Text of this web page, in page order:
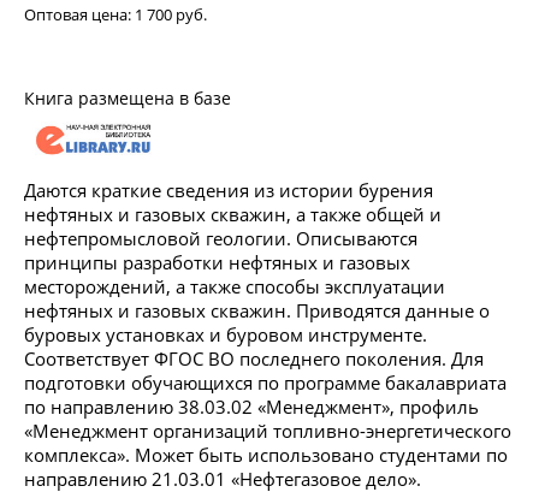
Оптовая цена: 1 700 руб.
Книга размещена в базе
Даются краткие сведения из истории бурения
нефтяных и газовых скважин, а также общей и
нефтепромысловой геологии. Описываются
принципы разработки нефтяных и газовых
месторождений, а также способы эксплуатации
нефтяных и газовых скважин. Приводятся данные о
буровых установках и буровом инструменте.
Соответствует ФГОС ВО последнего поколения. Для
подготовки обучающихся по программе бакалавриата
по направлению 38.03.02 «Менеджмент», профиль
«Менеджмент организаций топливно-энергетического
комплекса». Может быть использовано студентами по
направлению 21.03.01 «Нефтегазовое дело».